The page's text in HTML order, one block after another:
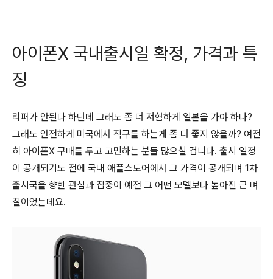
아이폰X 국내출시일 확정, 가격과 특
징
리퍼가 안된다 하던데 그래도 좀 더 저혐하게 일본을 가야 하나?
그래도 안전하게 미국에서 직구를 하는게 좀 더 좋지 않을까? 여전
히 아이폰X 구매를 두고 고민하는 분들 많으실 겁니다. 출시 일정
이 공개되기도 전에 국내 애플스토어에서 그 가격이 공개되며 1차
출시국을 향한 관심과 집중이 예전 그 어떤 모델보다 높아진 근 며
칠이었는데요.